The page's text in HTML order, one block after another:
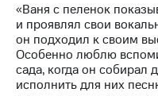
и акционерам
Корпоративное
управление
Корпоративный
секретарь
«Ваня с пеленок
и проявлял свои
он подходил к своим
Особенно люблю
сада, когда он собирал
исполнить для них